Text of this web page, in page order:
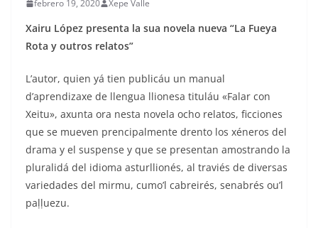
febrero 19, 2020 Xepe Valle
Xairu López presenta la sua novela nueva “La Fueya
Rota y outros relatos”
L’autor, quien yá tien publicáu un manual
d’aprendizaxe de llengua llionesa tituláu «Falar con
Xeitu», axunta ora nesta novela ocho relatos, ficciones
que se mueven prencipalmente drento los xéneros del
drama y el suspense y que se presentan amostrando la
pluralidá del idioma asturllionés, al traviés de diversas
variedades del mirmu, cumo’l cabreirés, senabrés ou’l
paḷḷuezu.